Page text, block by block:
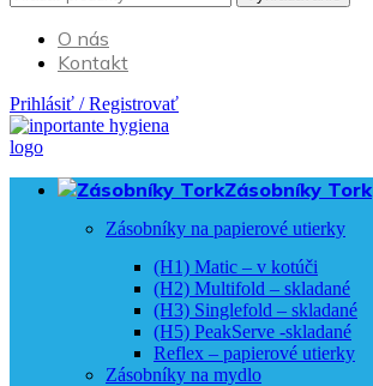
O nás
Kontakt
Prihlásiť / Registrovať
Zásobníky Tork
Zásobníky na papierové utierky
(H1) Matic – v kotúči
(H2) Multifold – skladané
(H3) Singlefold – skladané
(H5) PeakServe -skladané
Reflex – papierové utierky
Zásobníky na mydlo